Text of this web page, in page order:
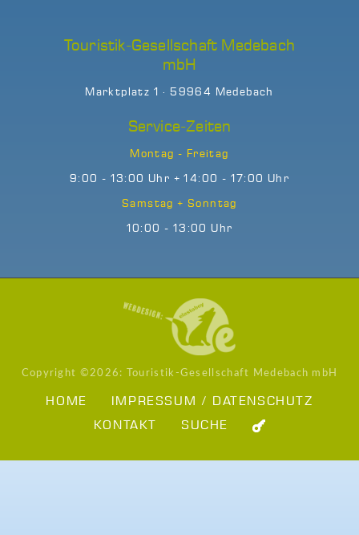
Touristik-Gesellschaft Medebach
mbH
Marktplatz 1 · 59964 Medebach
Service-Zeiten
Montag - Freitag
9:00 - 13:00 Uhr + 14:00 - 17:00 Uhr
Samstag + Sonntag
10:00 - 13:00 Uhr
Copyright ©2026: Touristik-Gesellschaft Medebach mbH
HOME
IMPRESSUM / DATENSCHUTZ
KONTAKT
SUCHE